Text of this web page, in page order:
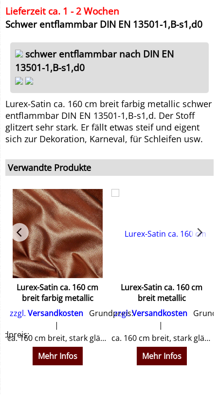
Lieferzeit ca. 1 - 2 Wochen
Schwer entflammbar DIN EN 13501-1,B-s1,d0
schwer entflammbar nach DIN EN
13501-1,B-s1,d0
Lurex-Satin ca. 160 cm breit farbig metallic schwer
entflammbar DIN EN 13501-1,B-s1,d. Der Stoff
glitzert sehr stark. Er fällt etwas steif und eigent
sich zur Dekoration, Karneval, für Schleifen usw.
Verwandte Produkte
Lurex-Satin ca. 160 cm
breit farbig metallic
zzgl.Versandkosten Grundpreis:
ca. 160 cm breit, stark glänzende Metallic-Lurex-Oberfläche Ab 10 Meter lieferbar.
Mehr Infos
Lurex-Satin ca. 160 cm
breit metallic
zzgl.Versandkosten
ca. 160 cm breit, stark glänzende Metallic-Lurex-Oberfläche Ab 10 Meter lieferbar.
Mehr Infos